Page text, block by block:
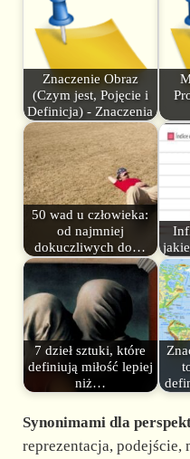
Znaczenie Obraz
(Czym jest, Pojęcie i
Definicja) - Znaczenia
50 wad u człowieka:
od najmniej
dokuczliwych do…
7 dzieł sztuki, które
definiują miłość lepiej
niż…
Synonimami dla
reprezentacja, podejście,